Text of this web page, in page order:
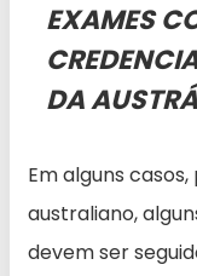
EXAMES
DA
Em alguns
australiano,
devem ser